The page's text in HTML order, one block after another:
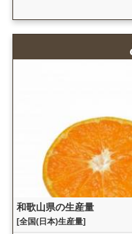
和歌山県の生産量
[全国(日本)生産量]